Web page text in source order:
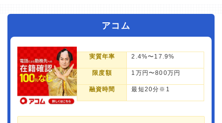
アコム
実質年率 2.4%〜17.9%
限度額 1万円〜800万円
融資時間 最短20分※1